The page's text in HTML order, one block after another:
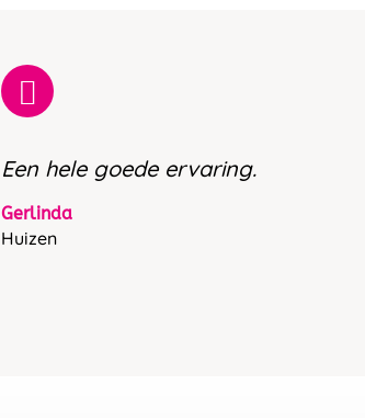
Een hele goede ervaring.
Gerlinda
Huizen